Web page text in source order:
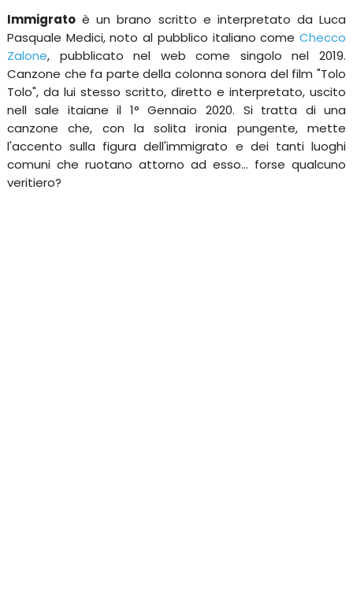
Immigratoè un brano scritto e interpretato da Luca
Pasquale Medici, noto al pubblico italiano comeChecco
Zalone, pubblicato nel web come singolo nel 2019.
Canzone che fa parte della colonna sonora del film "Tolo
Tolo", da lui stesso scritto, diretto e interpretato, uscito
nell sale itaiane il 1° Gennaio 2020. Si tratta di una
canzone che, con la solita ironia pungente, mette
l'accento sulla figura dell'immigrato e dei tanti luoghi
comuni che ruotano attorno ad esso... forse qualcuno
veritiero?